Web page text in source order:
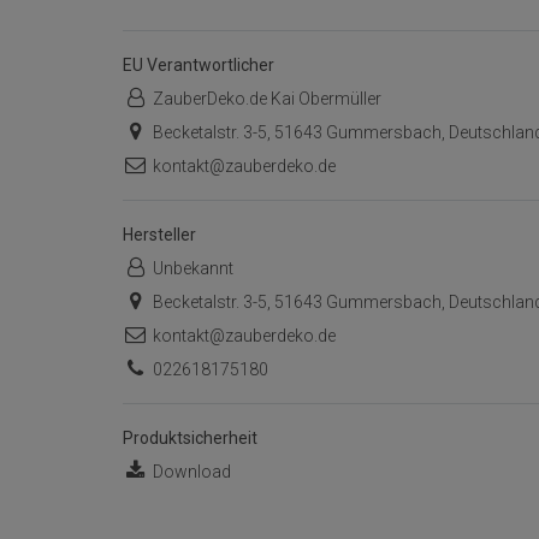
EU Verantwortlicher
ZauberDeko.de Kai Obermüller
Becketalstr. 3-5, 51643 Gummersbach,
kontakt@zauberdeko.de
Hersteller
Unbekannt
Becketalstr. 3-5, 51643 Gummersbach,
kontakt@zauberdeko.de
022618175180
Produktsicherheit
Download